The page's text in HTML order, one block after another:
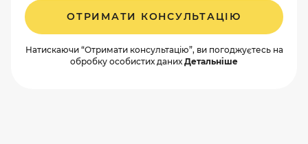
ОТРИМАТИ КОНСУЛЬТАЦІЮ
Натискаючи “Отримати консультацію”, ви погоджуєтесь на
обробку особистих данихДетальніше